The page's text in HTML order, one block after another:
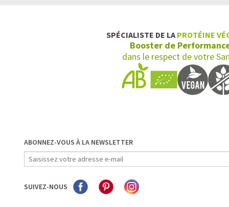
SPÉCIALISTE DE LA PROTÉINE
Booster de
dans le respect de votre
ABONNEZ-VOUS À LA NEWSLETTER
SUIVEZ-NOUS